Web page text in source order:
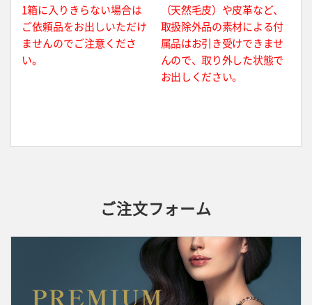
1箱に入りきらない場合は
ご依頼品をお出しいただけ
ませんのでご注意くださ
い。
（天然毛皮）や皮革など、
取扱除外品の素材による付
属品はお引き受けできませ
んので、取り外した状態で
お出しください。
ご注文フォーム